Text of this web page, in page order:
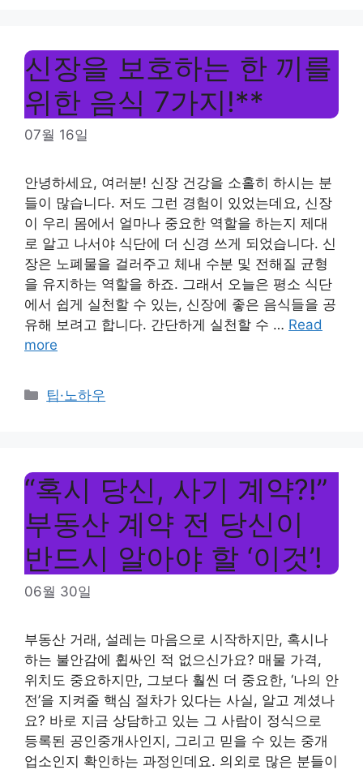
신장을 보호하는 한 끼를
위한 음식 7가지!**
07월 16일
안녕하세요, 여러분! 신장 건강을 소홀히 하시는 분
들이 많습니다. 저도 그런 경험이 있었는데요, 신장
이 우리 몸에서 얼마나 중요한 역할을 하는지 제대
로 알고 나서야 식단에 더 신경 쓰게 되었습니다. 신
장은 노폐물을 걸러주고 체내 수분 및 전해질 균형
을 유지하는 역할을 하죠. 그래서 오늘은 평소 식단
에서 쉽게 실천할 수 있는, 신장에 좋은 음식들을 공
유해 보려고 합니다. 간단하게 실천할 수 … Read
more
Categories
팁·노하우
“혹시 당신, 사기 계약?!”
부동산 계약 전 당신이
반드시 알아야 할 ‘이것’!
06월 30일
부동산 거래, 설레는 마음으로 시작하지만, 혹시나
하는 불안감에 휩싸인 적 없으신가요? 매물 가격,
위치도 중요하지만, 그보다 훨씬 더 중요한, ‘나의 안
전’을 지켜줄 핵심 절차가 있다는 사실, 알고 계셨나
요? 바로 지금 상담하고 있는 그 사람이 정식으로
등록된 공인중개사인지, 그리고 믿을 수 있는 중개
업소인지 확인하는 과정인데요. 의외로 많은 분들이